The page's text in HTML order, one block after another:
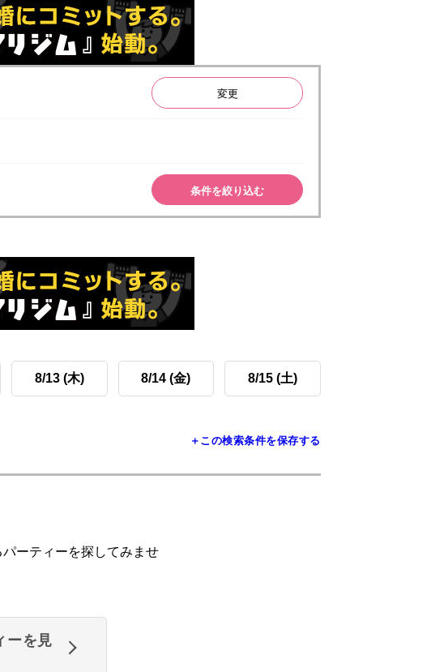
変更
条件を絞り込む
8/13 (木) 8/14 (金) 8/15 (土)
＋この検索条件を保存する
ーティーを探してみませ
ーを見